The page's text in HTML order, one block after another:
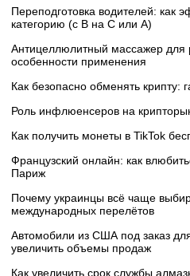
Переподготовка водителей: как
категорию (с B на C или А)
Антицеллюлитный массажер для
особенности применения
Как безопасно обменять крипту:
Роль инфлюенсеров на
Как получить монеты в TikTok
Французский онлайн: как
Париж
Почему украинцы всё чаще
международных перелётов
Автомобили из США под заказ
увеличить объемы продаж
Как увеличить срок службы